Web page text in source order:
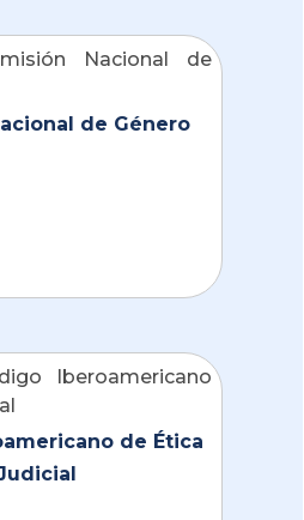
de Género
de Ética